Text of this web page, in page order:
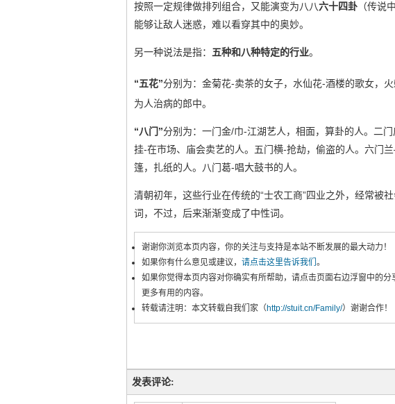
按照一定规律做排列组合，又能演变为八八六十四卦 （传说
能够让敌人迷惑，难以看穿其中的奥妙。
另一种说法是指： 五种和八种特定的行业。
“五花”分别为：金菊花-卖茶的女子，水仙花-酒楼的歌女，
为人治病的郎中。
“八门”分别为：一门金/巾-江湖艺人，相面，算卦的人。二
挂-在市场、庙会卖艺的人。五门横-抢劫，偷盗的人。六
篷，扎纸的人。八门葛-唱大鼓书的人。
清朝初年，这些行业在传统的“士农工商”四业之外，经常被
词，不过，后来渐渐变成了中性词。
谢谢你浏览本页内容，你的关注与支持是本站不断发展的最大动力！
如果你有什么意见或建议， 请点击这里告诉我们 。
如果你觉得本页内容对你确实有所帮助，请点击页面右边浮窗中的
更多有用的内容。
转载请注明：本文转载自我们家（http://stuit.cn/Family/）谢谢合作！
发表评论: